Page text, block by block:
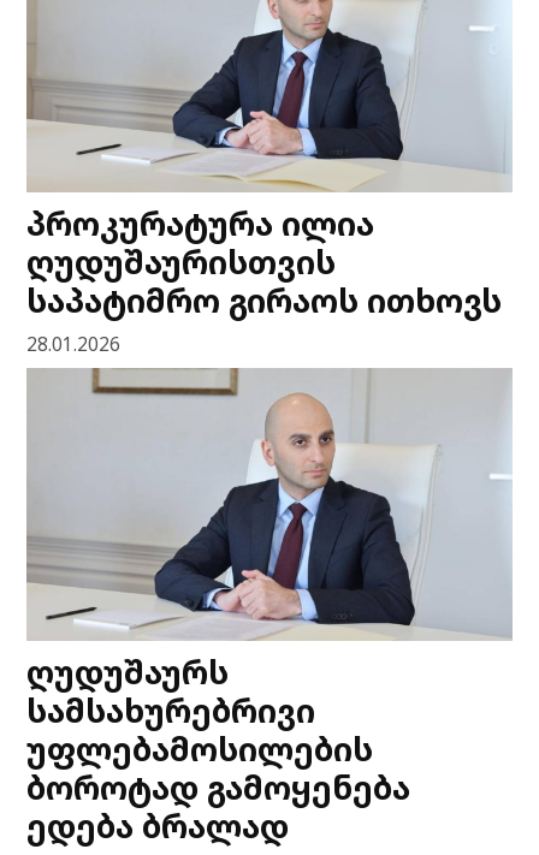
პროკურატურა ილია
ღუდუშაურისთვის
საპატიმრო გირაოს ითხოვს
28.01.2026
ღუდუშაურს
სამსახურებრივი
უფლებამოსილების
ბოროტად გამოყენება
ედება ბრალად